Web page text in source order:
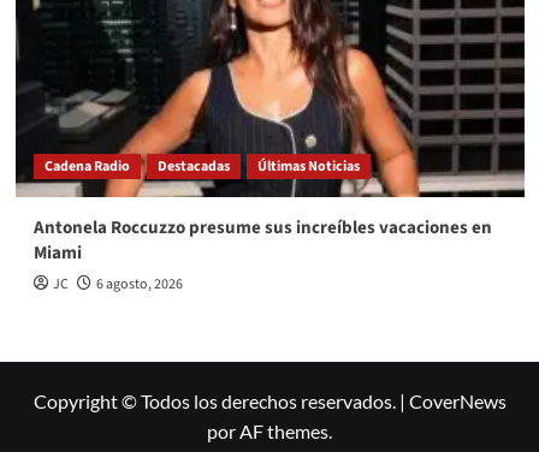
Cadena Radio Destacadas Últimas Noticias
Antonela Roccuzzo presume sus increíbles vacaciones en
Miami
JC 6 agosto, 2026
Copyright © Todos los derechos reservados. | CoverNews
por AF themes.